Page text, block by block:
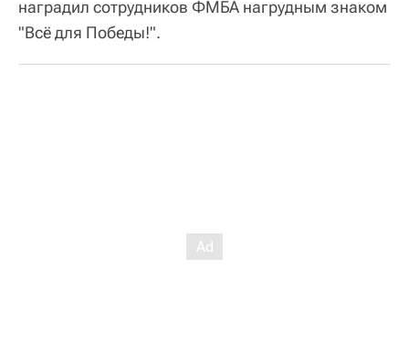
наградил сотрудников ФМБА нагрудным знаком
"Всё для Победы!".